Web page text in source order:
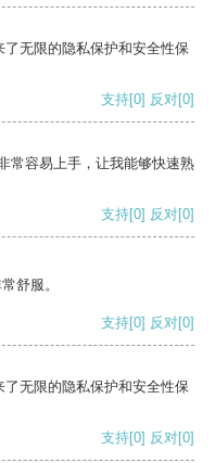
无限的隐私保护和安全性保
支持[0] 反对[0]
常容易上手，让我能够快速熟
支持[0] 反对[0]
舒服。
支持[0] 反对[0]
无限的隐私保护和安全性保
支持[0] 反对[0]